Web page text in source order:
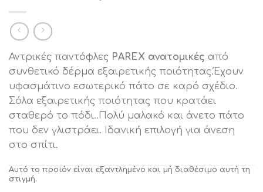
Αντρικές παντόφλες PAREX ανατομικές από
συνθετικό δέρμα εξαιρετικής ποιότητας.Έχουν
υφασμάτινο εσωτερικό πάτο σε καρό σχέδιο.
Σόλα εξαιρετικής ποιότητας που κρατάει
σταθερό το πόδι..Πολύ μαλακό και άνετο πάτο
που δεν γλιστράει. Ιδανική επιλογή για άνεση
στο σπίτι.
Αυτό το προϊόν είναι εξαντλημένο και μή διαθέσιμο αυτή τη
στιγμή.